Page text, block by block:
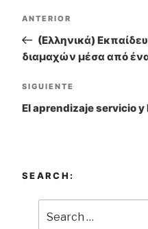
Navegación
de
entradas
Entrada
anterior:
ANTERIOR
(Ελληνικά)
διαμαχών μέσα από
Siguiente
entrada
SIGUIENTE
El aprendizaje servicio
SEARCH: